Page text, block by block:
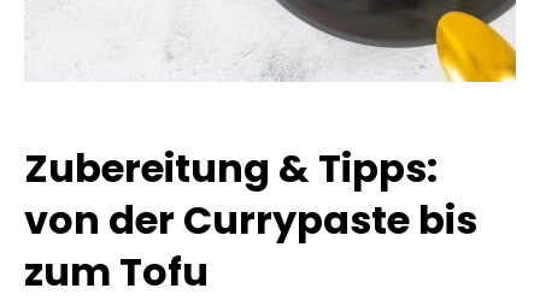
Zubereitung & Tipps:
von der Currypaste bis
zum Tofu